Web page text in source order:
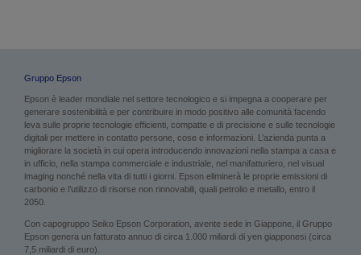
Gruppo Epson
Epson è leader mondiale nel settore tecnologico e si impegna a cooperare per
generare sostenibilità e per contribuire in modo positivo alle comunità facendo
leva sulle proprie tecnologie efficienti, compatte e di precisione e sulle tecnologie
digitali per mettere in contatto persone, cose e informazioni. L’azienda punta a
migliorare la società in cui opera introducendo innovazioni nella stampa a casa e
in ufficio, nella stampa commerciale e industriale, nel manifatturiero, nel visual
imaging nonché nella vita di tutti i giorni. Epson eliminerà le proprie emissioni di
carbonio e l’utilizzo di risorse non rinnovabili, quali petrolio e metallo, entro il
2050.
Con capogruppo Seiko Epson Corporation, avente sede in Giappone, il Gruppo
Epson genera un fatturato annuo di circa 1.000 miliardi di yen giapponesi (circa
7,5 miliardi di euro).